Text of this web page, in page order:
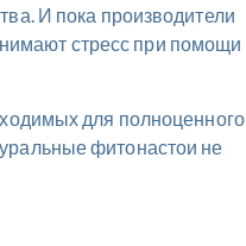
И пока производители
стресс при помощи
для полноценного
фитонастои не